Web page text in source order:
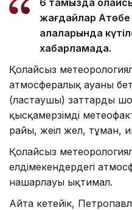
жағдайлар
қалаларында
хабарламада.
Қолайсыз
атмосфералық ауаның
(ластаушы) заттардың
қысқамерзімді
райы, жеңіл жел, тұман,
Қолайсыз
елдімекендердегі
нашарлауы ықтимал.
Айта кетейік,